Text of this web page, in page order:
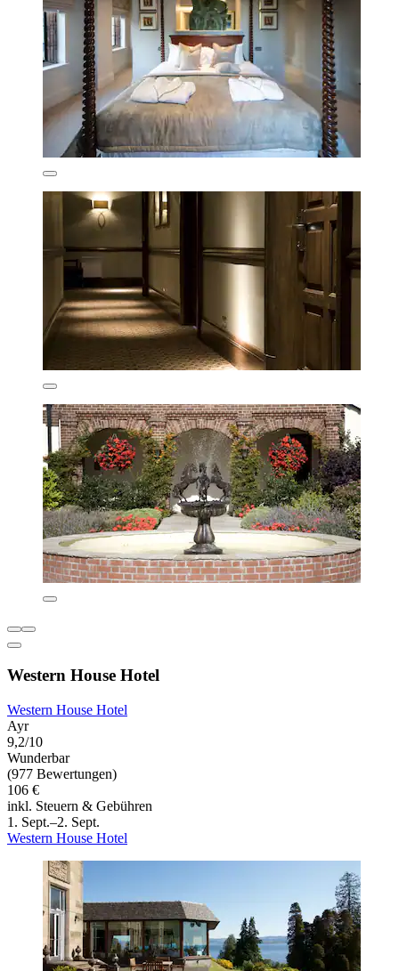
Western House Hotel
Western House Hotel
Ayr
9,2/10
Wunderbar
(977 Bewertungen)
106 €
inkl. Steuern & Gebühren
1. Sept.–2. Sept.
Western House Hotel